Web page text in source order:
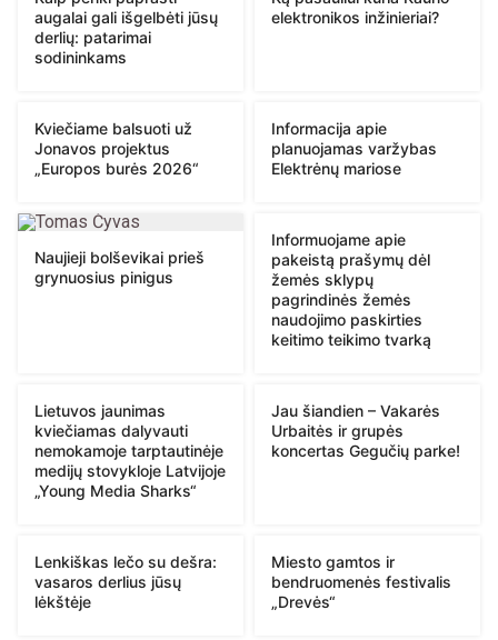
augalai gali išgelbėti jūsų
derlių: patarimai
sodininkams
elektronikos inžinieriai?
Kviečiame balsuoti už
Jonavos projektus
„Europos burės 2026“
Informacija apie
planuojamas varžybas
Elektrėnų mariose
Naujieji bolševikai prieš
grynuosius pinigus
Informuojame apie
pakeistą prašymų dėl
žemės sklypų
pagrindinės žemės
naudojimo paskirties
keitimo teikimo tvarką
Lietuvos jaunimas
kviečiamas dalyvauti
nemokamoje tarptautinėje
medijų stovykloje Latvijoje
„Young Media Sharks“
Jau šiandien – Vakarės
Urbaitės ir grupės
koncertas Gegučių parke!
Lenkiškas lečo su dešra:
vasaros derlius jūsų
lėkštėje
Miesto gamtos ir
bendruomenės festivalis
„Drevės“